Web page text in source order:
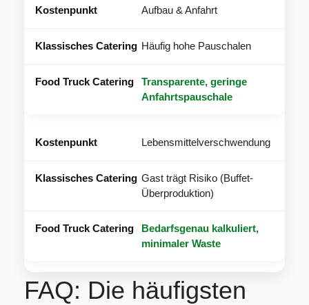
Aufbau & Anfahrt
Häufig hohe Pauschalen
Transparente, geringe
Anfahrtspauschale
Lebensmittelverschwendung
Gast trägt Risiko (Buffet-
Überproduktion)
Bedarfsgenau kalkuliert,
minimaler Waste
FAQ: Die häufigsten